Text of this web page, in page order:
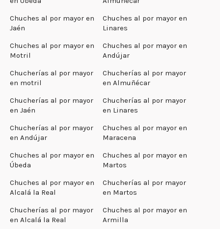
Chuches al por mayor en
Jaén
Chuches al por mayor en
Linares
Chuches al por mayor en
Motril
Chuches al por mayor en
Andújar
Chucherías al por mayor
en motril
Chucherías al por mayor
en Almuñécar
Chucherías al por mayor
en Jaén
Chucherías al por mayor
en Linares
Chucherías al por mayor
en Andújar
Chuches al por mayor en
Maracena
Chuches al por mayor en
Úbeda
Chuches al por mayor en
Martos
Chuches al por mayor en
Alcalá la Real
Chucherías al por mayor
en Martos
Chucherías al por mayor
en Alcalá la Real
Chuches al por mayor en
Armilla